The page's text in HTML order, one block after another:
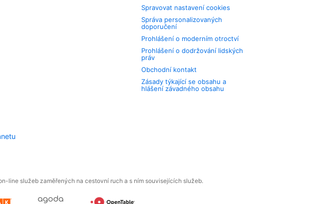
Spravovat nastavení cookies
Správa personalizovaných
doporučení
Prohlášení o moderním otroctví
Prohlášení o dodržování lidských
práv
Obchodní kontakt
Zásady týkající se obsahu a
hlášení závadného obsahu
line služeb zaměřených na cestovní ruch a s ním souvisejících služeb.